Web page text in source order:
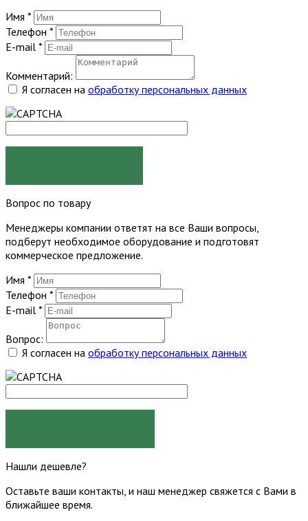
Имя *
Телефон *
E-mail *
Комментарий:
Я согласен на обработку персональных данных
Вопрос по товару
Менеджеры компании ответят на все Ваши вопросы,
подберут необходимое оборудование и подготовят
коммерческое предложение.
Имя *
Телефон *
E-mail *
Вопрос:
Я согласен на обработку персональных данных
Нашли дешевле?
Оставьте ваши контакты, и наш менеджер свяжется с Вами в
ближайшее время.